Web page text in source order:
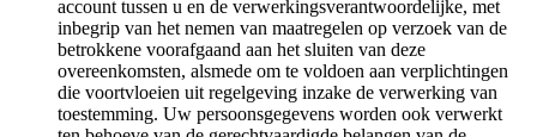
account tussen u en de verwerkingsverantwoordelijke, met
inbegrip van het nemen van maatregelen op verzoek van de
betrokkene voorafgaand aan het sluiten van deze
overeenkomsten, alsmede om te voldoen aan verplichtingen
die voortvloeien uit regelgeving inzake de verwerking van
toestemming. Uw persoonsgegevens worden ook verwerkt